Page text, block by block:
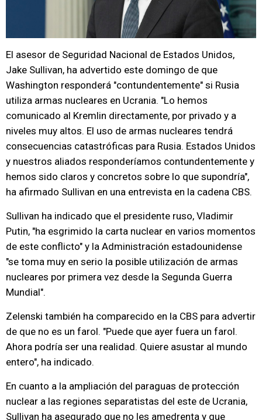
El asesor de Seguridad Nacional de Estados Unidos,
Jake Sullivan, ha advertido este domingo de que
Washington responderá "contundentemente" si Rusia
utiliza armas nucleares en Ucrania. "Lo hemos
comunicado al Kremlin directamente, por privado y a
niveles muy altos. El uso de armas nucleares tendrá
consecuencias catastróficas para Rusia. Estados Unidos
y nuestros aliados responderíamos contundentemente y
hemos sido claros y concretos sobre lo que supondría",
ha afirmado Sullivan en una entrevista en la cadena CBS.
Sullivan ha indicado que el presidente ruso, Vladimir
Putin, "ha esgrimido la carta nuclear en varios momentos
de este conflicto" y la Administración estadounidense
"se toma muy en serio la posible utilización de armas
nucleares por primera vez desde la Segunda Guerra
Mundial".
Zelenski también ha comparecido en la CBS para advertir
de que no es un farol. "Puede que ayer fuera un farol.
Ahora podría ser una realidad. Quiere asustar al mundo
entero", ha indicado.
En cuanto a la ampliación del paraguas de protección
nuclear a las regiones separatistas del este de Ucrania,
Sullivan ha asegurado que no les amedrenta y que